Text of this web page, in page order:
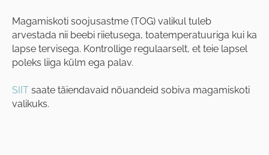
Magamiskoti soojusastme (TOG) valikul tuleb
arvestada nii beebi riietusega, toatemperatuuriga kui ka
lapse tervisega. Kontrollige regulaarselt, et teie lapsel
poleks liiga külm ega palav.
SIIT saate täiendavaid nõuandeid sobiva magamiskoti
valikuks.